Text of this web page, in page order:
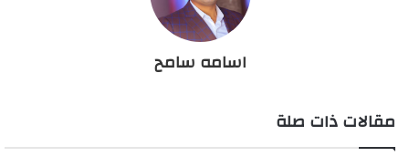
اسامه سامح
مقالات ذات صلة